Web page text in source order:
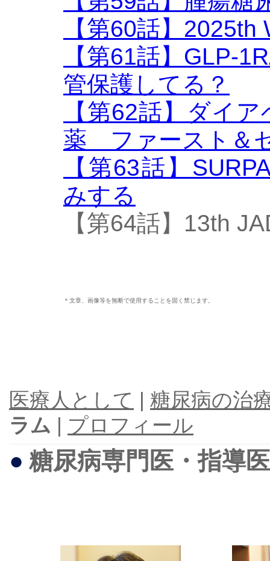
【第60話】2025th
【第61話】GLP-
管保護してる？
【第62話】ダイ
薬 ファースト＆
【第63話】
みする
【第64話】13th
＊文章、画像等を無断で使用することを固く禁じます。
医療人として | 糖尿病の治
ラム | プロフィール
● 糖尿病専門医・指導